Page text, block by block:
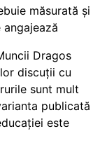
măsurată și
Dragos
discuții cu
sunt mult
publicată
este